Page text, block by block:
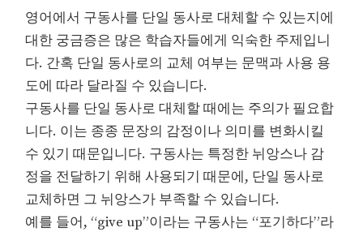
영어에서 구동사를 단일 동사로 대체할 수 있는지에
대한 궁금증은 많은 학습자들에게 익숙한 주제입니
다. 간혹 단일 동사로의 교체 여부는 문맥과 사용 용
도에 따라 달라질 수 있습니다.
구동사를 단일 동사로 대체할 때에는 주의가 필요합
니다. 이는 종종 문장의 감정이나 의미를 변화시킬
수 있기 때문입니다. 구동사는 특정한 뉘앙스나 감
정을 전달하기 위해 사용되기 때문에, 단일 동사로
교체하면 그 뉘앙스가 부족할 수 있습니다.
예를 들어, “give up”이라는 구동사는 “포기하다”라